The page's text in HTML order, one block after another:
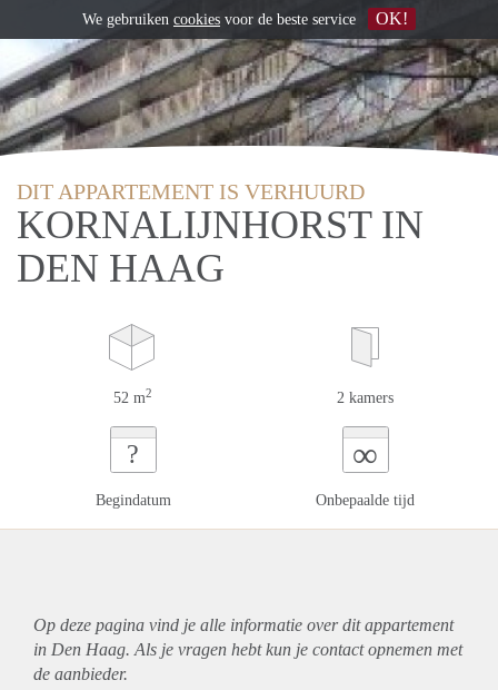
DIT APPARTEMENT IS VERHUURD
KORNALIJNHORST IN
DEN HAAG
52 m2 2 kamers
?
Begindatum
∞
Onbepaalde tijd
Op deze pagina vind je alle informatie over ditappartement
in Den Haag. Als je vragen hebt kun je contact opnemen met
de aanbieder.
We gebruiken cookies voor de beste service OK!